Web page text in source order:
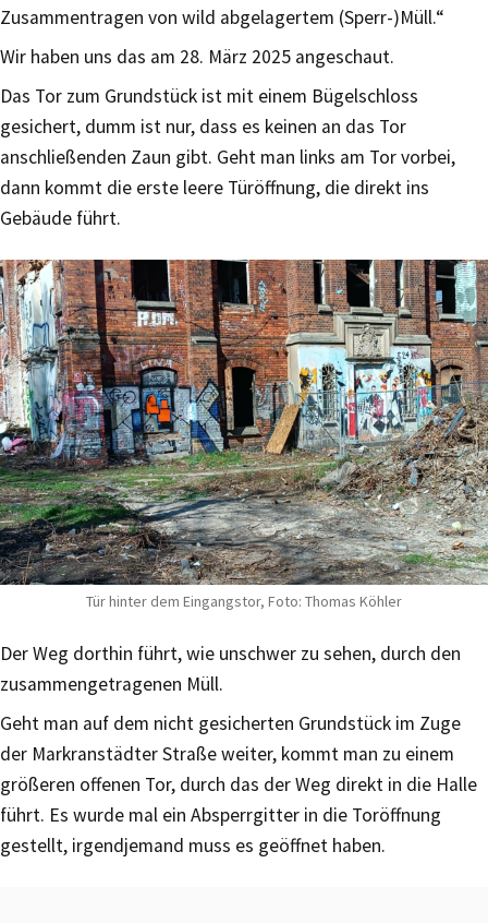
Zusammentragen von wild abgelagertem (Sperr-)Müll.“
Wir haben uns das am 28. März 2025 angeschaut.
Das Tor zum Grundstück ist mit einem Bügelschloss
gesichert, dumm ist nur, dass es keinen an das Tor
anschließenden Zaun gibt. Geht man links am Tor vorbei,
dann kommt die erste leere Türöffnung, die direkt ins
Gebäude führt.
Tür hinter dem Eingangstor, Foto: Thomas Köhler
Der Weg dorthin führt, wie unschwer zu sehen, durch den
zusammengetragenen Müll.
Geht man auf dem nicht gesicherten Grundstück im Zuge
der Markranstädter Straße weiter, kommt man zu einem
größeren offenen Tor, durch das der Weg direkt in die Halle
führt. Es wurde mal ein Absperrgitter in die Toröffnung
gestellt, irgendjemand muss es geöffnet haben.